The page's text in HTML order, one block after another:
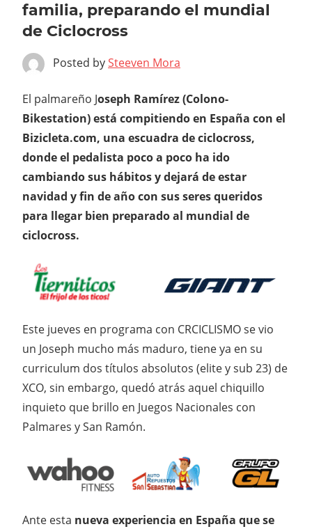
familia, preparando el mundial
de Ciclocross
Posted bySteeven Mora
El palmareño Joseph Ramírez (Colono-
Bikestation) está compitiendo en España con el
Bizicleta.com, una escuadra de ciclocross,
donde el pedalista poco a poco ha ido
cambiando sus hábitos y dejará de estar
navidad y fin de año con sus seres queridos
para llegar bien preparado al mundial de
ciclocross.
Este jueves en programa con CRCICLISMO se vio
un Joseph mucho más maduro, tiene ya en su
curriculum dos títulos absolutos (elite y sub 23) de
XCO, sin embargo, quedó atrás aquel chiquillo
inquieto que brillo en Juegos Nacionales con
Palmares y San Ramón.
Ante esta nueva experiencia en España que se